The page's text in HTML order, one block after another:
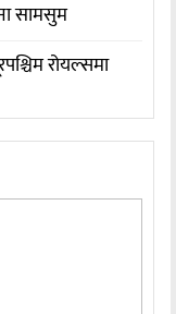
सामसुम
रोयल्समा